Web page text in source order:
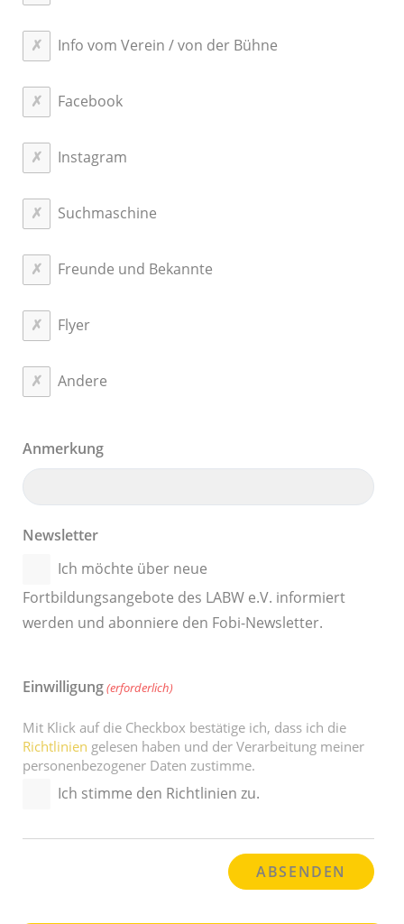
Info vom Verein / von der Bühne
Facebook
Instagram
Suchmaschine
Freunde und Bekannte
Flyer
Andere
Anmerkung
Newsletter
Ich möchte über neue
Fortbildungsangebote des LABW e.V. informiert
werden und abonniere den Fobi-Newsletter.
Einwilligung(erforderlich)
Mit Klick auf die Checkbox bestätige ich, dass ich die
Richtlinien gelesen haben und der Verarbeitung meiner
personenbezogener Daten zustimme.
Ich stimme den Richtlinien zu.